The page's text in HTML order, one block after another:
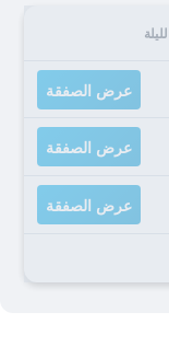
عرض الصفقة
عرض الصفقة
عرض الصفقة